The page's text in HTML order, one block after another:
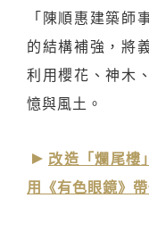
「陳順惠建築師
的結構補強，將
利用櫻花、神木
憶與風土。
改造「爛尾樓
用《有色眼鏡》